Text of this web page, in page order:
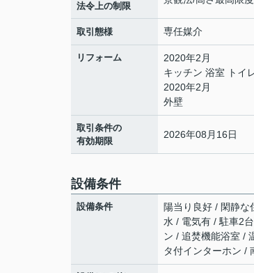
法令上の制限
取引態様 専任媒介
リフォーム
2020年2月
キッチン 浴室 トイ
2020年2月
外壁
取引条件の
有効期限
2026年08月16日
設備条件
設備条件
陽当り良好 / 閑静
水 / 電気有 / 駐車2
ン / 追焚機能浴室 /
タ付インターホン /